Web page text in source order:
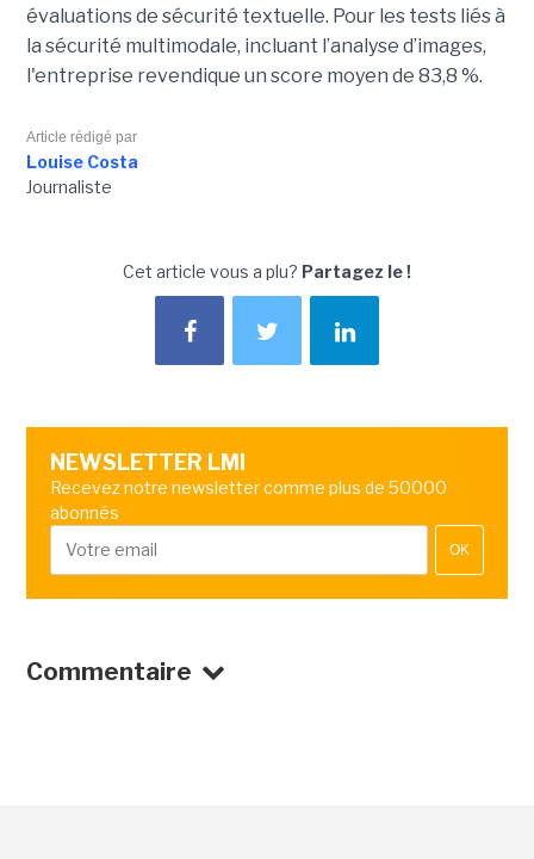
évaluations de sécurité textuelle. Pour les tests liés à
la sécurité multimodale, incluant l’analyse d’images,
l'entreprise revendique un score moyen de 83,8 %.
Article rédigé par
Louise Costa
Journaliste
Cet article vous a plu? Partagez le !
NEWSLETTER LMI
Recevez notre newsletter comme plus de 50000
abonnés
OK
Commentaire